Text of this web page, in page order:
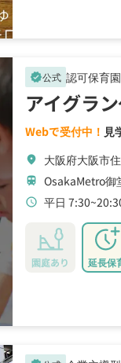
verified公式 認可保育
アイグラ
Webで受付中！ 見
location_on 大阪府大阪市
train OsakaMetro御
schedule 平日
園庭あり 延長保